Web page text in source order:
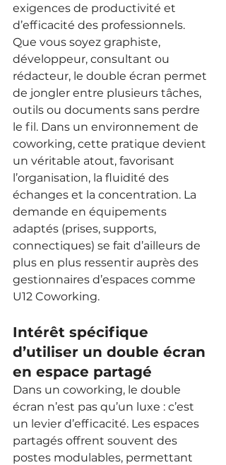
exigences de productivité et
d’efficacité des professionnels.
Que vous soyez graphiste,
développeur, consultant ou
rédacteur, le double écran permet
de jongler entre plusieurs tâches,
outils ou documents sans perdre
le fil. Dans un environnement de
coworking, cette pratique devient
un véritable atout, favorisant
l’organisation, la fluidité des
échanges et la concentration. La
demande en équipements
adaptés (prises, supports,
connectiques) se fait d’ailleurs de
plus en plus ressentir auprès des
gestionnaires d’espaces comme
U12 Coworking.
Intérêt spécifique
d’utiliser un double écran
en espace partagé
Dans un coworking, le double
écran n’est pas qu’un luxe : c’est
un levier d’efficacité. Les espaces
partagés offrent souvent des
postes modulables, permettant